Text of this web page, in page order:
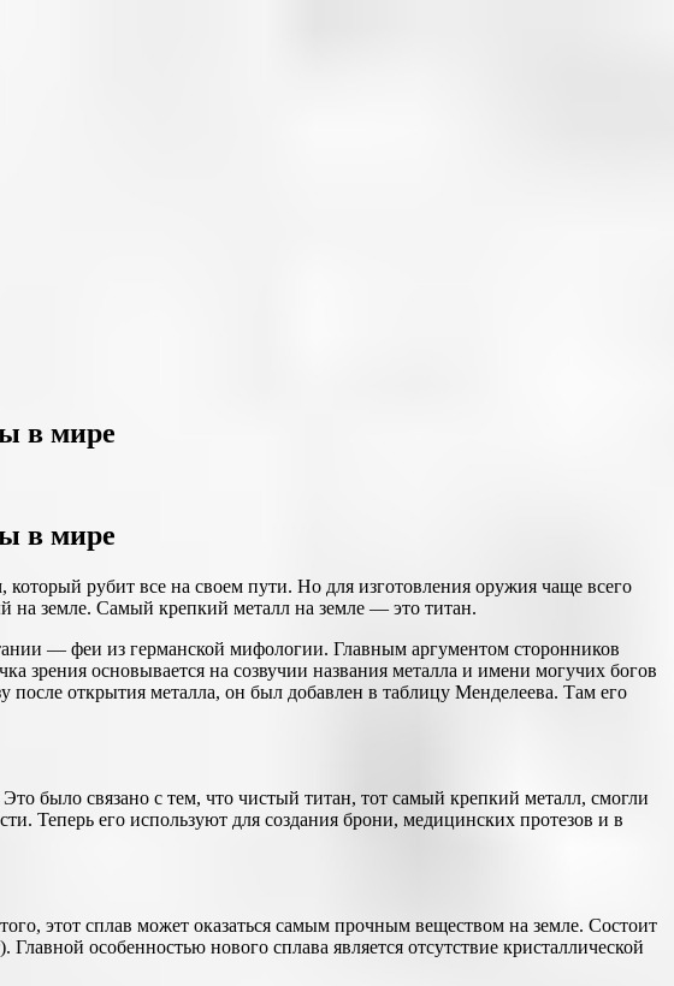
в мире
в мире
рубит все на своем пути. Но для изготовления оружия чаще всего
на земле. Самый крепкий металл на земле — это титан.
— феи из германской мифологии. Главным аргументом сторонников
зрения основывается на созвучии названия металла и имени могучих богов
открытия металла, он был добавлен в таблицу Менделеева. Там его
было связано с тем, что чистый титан, тот самый крепкий металл, смогли
Теперь его используют для создания брони, медицинских протезов и в
этот сплав может оказаться самым прочным веществом на земле. Состоит
особенностью нового сплава является отсутствие кристаллической